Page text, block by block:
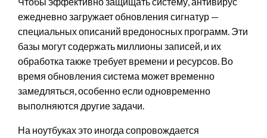
ежедневно загружает обновления сигнатур —
специальных описаний вредоносных программ. Эти
базы могут содержать миллионы записей, и их
обработка также требует времени и ресурсов. Во
время обновления система может временно
замедляться, особенно если одновременно
выполняются другие задачи.
На ноутбуках это иногда сопровождается